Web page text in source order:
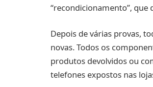
“recondicionamento”, que
Depois de várias provas,
novas. Todos os
produtos devolvidos ou
telefones expostos nas